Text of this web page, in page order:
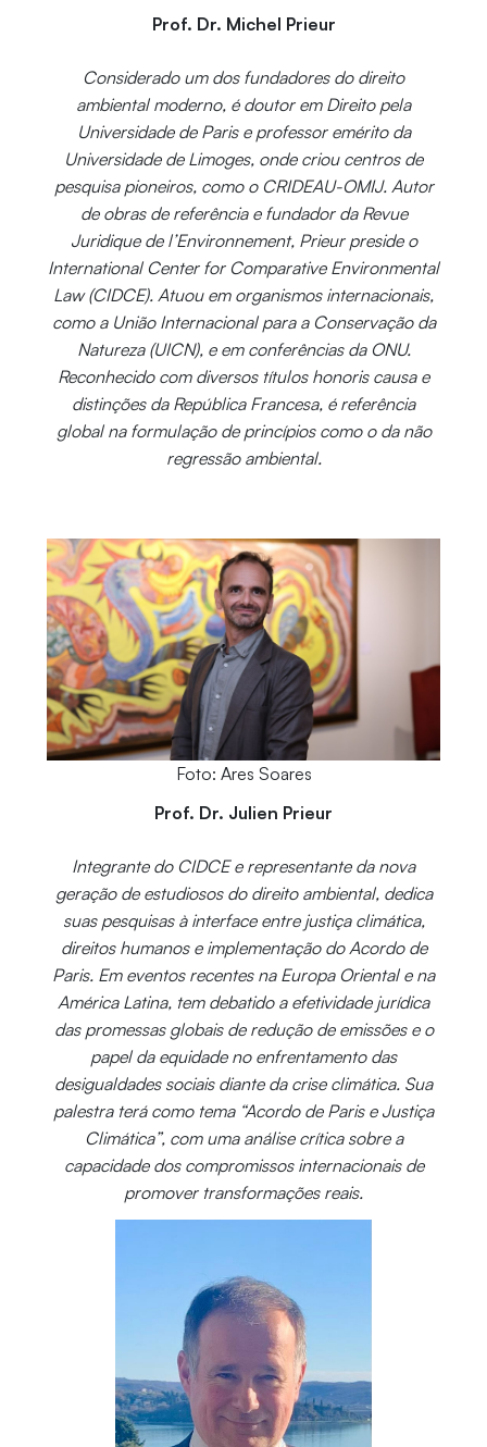
Prof. Dr. Michel Prieur
Considerado um dos fundadores do direito
ambiental moderno, é doutor em Direito pela
Universidade de Paris e professor emérito da
Universidade de Limoges, onde criou centros de
pesquisa pioneiros, como o CRIDEAU-OMIJ. Autor
de obras de referência e fundador da Revue
Juridique de l’Environnement, Prieur preside o
International Center for Comparative Environmental
Law (CIDCE). Atuou em organismos internacionais,
como a União Internacional para a Conservação da
Natureza (UICN), e em conferências da ONU.
Reconhecido com diversos títulos honoris causa e
distinções da República Francesa, é referência
global na formulação de princípios como o da não
regressão ambiental.
Foto: Ares Soares
Prof. Dr. Julien Prieur
Integrante do CIDCE e representante da nova
geração de estudiosos do direito ambiental, dedica
suas pesquisas à interface entre justiça climática,
direitos humanos e implementação do Acordo de
Paris. Em eventos recentes na Europa Oriental e na
América Latina, tem debatido a efetividade jurídica
das promessas globais de redução de emissões e o
papel da equidade no enfrentamento das
desigualdades sociais diante da crise climática. Sua
palestra terá como tema “Acordo de Paris e Justiça
Climática”, com uma análise crítica sobre a
capacidade dos compromissos internacionais de
promover transformações reais.